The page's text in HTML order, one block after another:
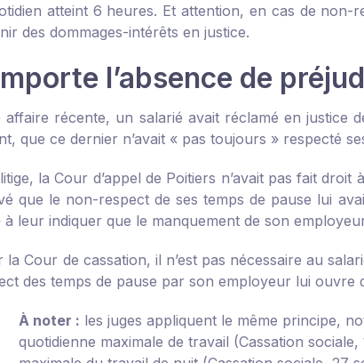
atteint 6 heures. Et attention, en cas de non-
des dommages-intérêts en justice.
l’absence de
affaire récente, un salarié avait réclamé en justice
que ce dernier n’avait « pas toujours » respecté
la Cour d’appel de Poitiers n’avait pas fait
que le non-respect de ses temps de pause lui
à leur indiquer que le manquement de son
la Cour de cassation, il n’est pas nécessaire au
des temps de pause par son employeur lui ouvre
À noter : les juges appliquent le même principe,
quotidienne maximale de travail (Cassation sociale,